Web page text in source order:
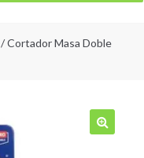
/ Cortador Masa Doble